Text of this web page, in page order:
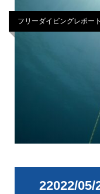
フリーダイビングレポート
22022/